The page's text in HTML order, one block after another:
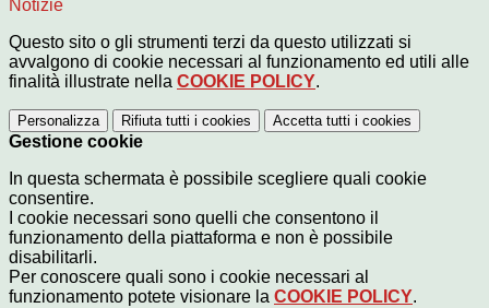
Notizie
Questo sito o gli strumenti terzi da questo utilizzati si
avvalgono di cookie necessari al funzionamento ed utili alle
finalità illustrate nella COOKIE POLICY.
Personalizza Rifiuta tutti i cookies Accetta tutti i cookies
Gestione cookie
In questa schermata è possibile scegliere quali cookie
consentire.
I cookie necessari sono quelli che consentono il
funzionamento della piattaforma e non è possibile
disabilitarli.
Per conoscere quali sono i cookie necessari al
funzionamento potete visionare la COOKIE POLICY.